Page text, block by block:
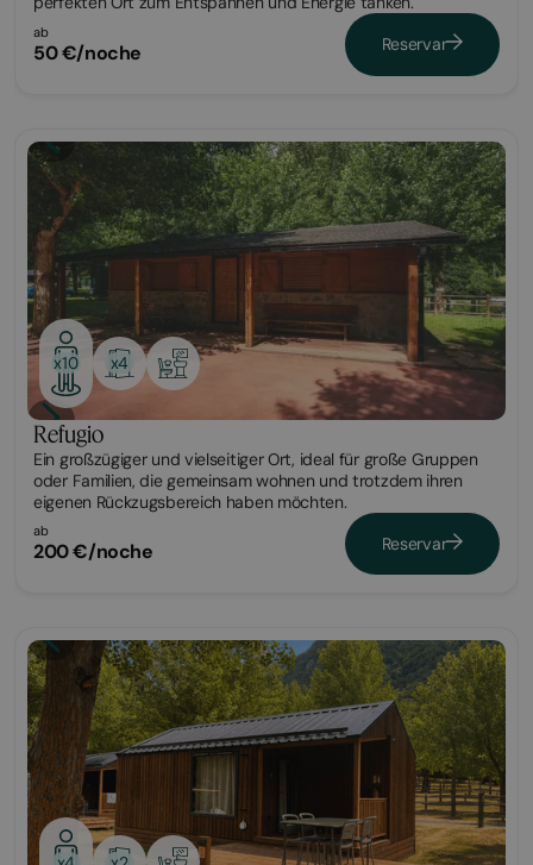
ab
50 €/noche Reservar
Cabaña
x10 x4
Refugio
Ein großzügiger und vielseitiger Ort, ideal für große Gruppen
oder Familien, die gemeinsam wohnen und trotzdem ihren
eigenen Rückzugsbereich haben möchten.
ab
200 €/noche Reservar
Tiny